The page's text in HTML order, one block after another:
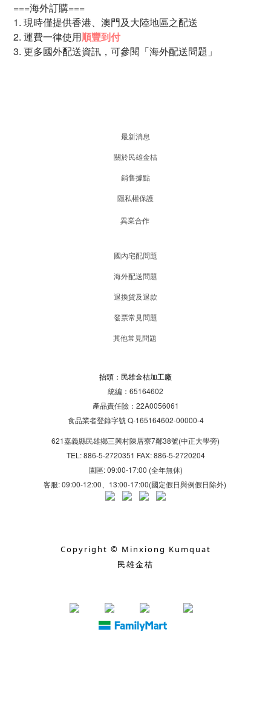
===海外訂購===
1. 現時僅提供香港、澳門及大陸地區之配送
2. 運費一律使用順豐到付
3. 更多國外配送資訊，可參閱 「海外配送問題」
最新消息
關於民雄金桔
銷售據點
隱私權保護
異業合作
國內宅配問題
海外配送問題
退換貨及退款
發票常見問題
其他常見問題
抬頭：民雄金桔加工廠
統編：65164602
產品責任險：22A0056061
食品業者登錄字號 Q-165164602-00000-4
621嘉義縣民雄鄉三興村陳厝寮7鄰38號(中正大學旁)
TEL: 886-5-2720351 FAX: 886-5-2720204
園區: 09:00-17:00 (全年無休)
客服: 09:00-12:00、13:00-17:00(國定假日與例假日除外)
Copyright © Minxiong Kumquat
民雄金桔